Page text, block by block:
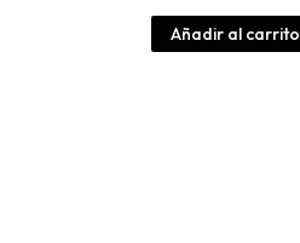
Añadir al carrito